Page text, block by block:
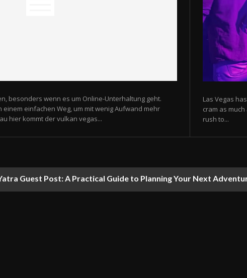
besonders wenn es um Online-Unterhaltung geht.
einfachen Weg, um mit wenig Aufwand mehr
hier kommt der vulkan vegas...
Las Vegas
cram as
rush to...
Guest Post: A Practical Guide to Planning Your Next